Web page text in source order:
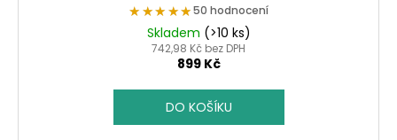
★★★★★
★★★★★50 hodnocení
Skladem (>10 ks)
742,98 Kč bez DPH
899 Kč
DO KOŠÍKU